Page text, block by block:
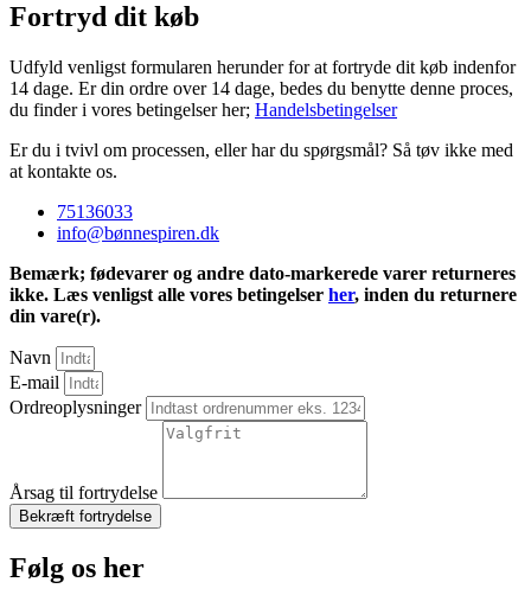
Fortryd dit køb
Udfyld venligst formularen herunder for at fortryde dit køb indenfor
14 dage. Er din ordre over 14 dage, bedes du benytte denne proces,
du finder i vores betingelser her; Handelsbetingelser
Er du i tvivl om processen, eller har du spørgsmål? Så tøv ikke med
at kontakte os.
75136033
info@bønnespiren.dk
Bemærk; fødevarer og andre dato-markerede varer returneres
ikke. Læs venligst alle vores betingelser her, inden du returnere
din vare(r).
Navn
E-mail
Ordreoplysninger
Årsag til fortrydelse
Bekræft fortrydelse
Følg os her